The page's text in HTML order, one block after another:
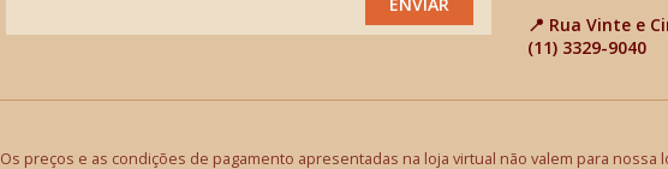
📍 Rua Vinte e
(11) 3329-9040
Os preços e as condições de pagamento apresentadas na loja virtual não valem para